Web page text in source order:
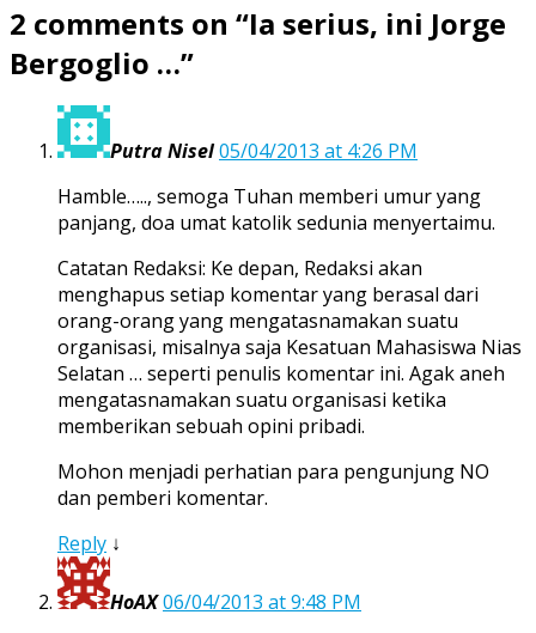
2 comments on “Ia serius, ini Jorge
Bergoglio …”
Putra Nisel05/04/2013 at 4:26 PM
Hamble….., semoga Tuhan memberi umur yang
panjang, doa umat katolik sedunia menyertaimu.
Catatan Redaksi: Ke depan, Redaksi akan
menghapus setiap komentar yang berasal dari
orang-orang yang mengatasnamakan suatu
organisasi, misalnya saja Kesatuan Mahasiswa Nias
Selatan … seperti penulis komentar ini. Agak aneh
mengatasnamakan suatu organisasi ketika
memberikan sebuah opini pribadi.
Mohon menjadi perhatian para pengunjung NO
dan pemberi komentar.
Reply ↓
HoAX06/04/2013 at 9:48 PM